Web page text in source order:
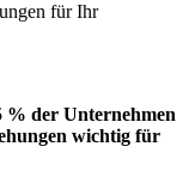
für Ihr
% der Unternehmen
wichtig für